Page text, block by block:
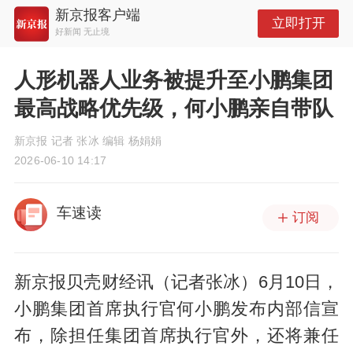
新京报客户端
好新闻 无止境
立即打开
人形机器人业务被提升至小鹏集团
最高战略优先级，何小鹏亲自带队
新京报 记者 张冰 编辑 杨娟娟
2026-06-10 14:17
车速读 订阅
新京报贝壳财经讯（记者张冰）6月10日，
小鹏集团首席执行官何小鹏发布内部信宣
布，除担任集团首席执行官外，还将兼任